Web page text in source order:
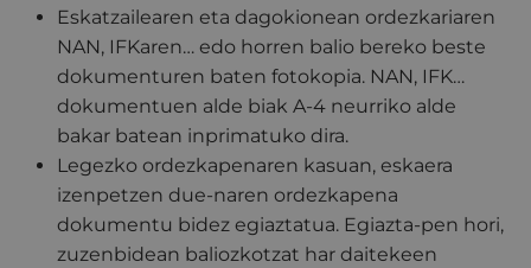
Eskatzailearen eta dagokionean ordezkariaren
NAN, IFKaren… edo horren balio bereko beste
dokumenturen baten fotokopia. NAN, IFK…
dokumentuen alde biak A-4 neurriko alde
bakar batean inprimatuko dira.
Legezko ordezkapenaren kasuan, eskaera
izenpetzen due-naren ordezkapena
dokumentu bidez egiaztatua. Egiazta-pen hori,
zuzenbidean baliozkotzat har daitekeen